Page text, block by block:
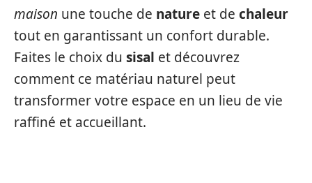
maison une touche de nature et de chaleur
tout en garantissant un confort durable.
Faites le choix du sisal et découvrez
comment ce matériau naturel peut
transformer votre espace en un lieu de vie
raffiné et accueillant.